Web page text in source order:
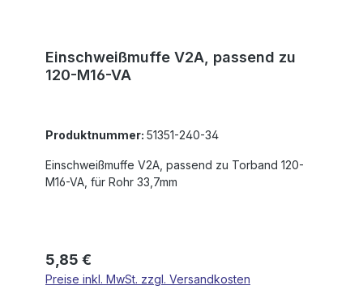
Einschweißmuffe V2A, passend zu
120-M16-VA
Produktnummer: 51351-240-34
Einschweißmuffe V2A, passend zu Torband 120-
M16-VA, für Rohr 33,7mm
Regulärer Preis:
5,85 €
Preise inkl. MwSt. zzgl. Versandkosten